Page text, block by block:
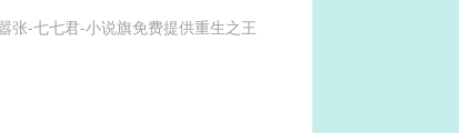
张-七七君-小说旗免费提供重生之王